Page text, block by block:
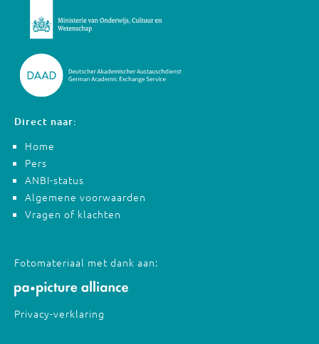
Direct naar:
Home
Pers
ANBI-status
Algemene voorwaarden
Vragen of klachten
Fotomateriaal met dank aan:
Privacy-verklaring